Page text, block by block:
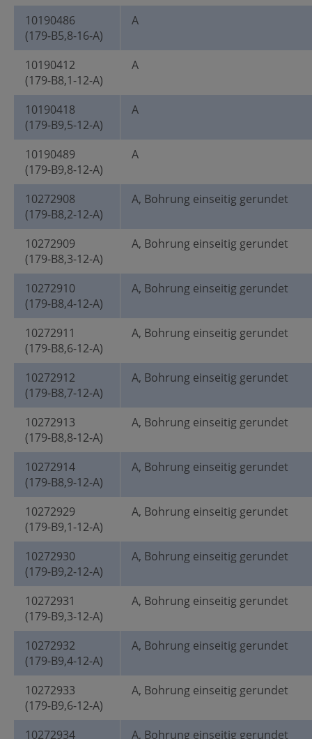
10190486
(179-B5,8-16-A)
A
10190412
(179-B8,1-12-A)
A
10190418
(179-B9,5-12-A)
A
10190489
(179-B9,8-12-A)
A
10272908
(179-B8,2-12-A)
A, Bohrung einseitig gerundet
10272909
(179-B8,3-12-A)
A, Bohrung einseitig gerundet
10272910
(179-B8,4-12-A)
A, Bohrung einseitig gerundet
10272911
(179-B8,6-12-A)
A, Bohrung einseitig gerundet
10272912
(179-B8,7-12-A)
A, Bohrung einseitig gerundet
10272913
(179-B8,8-12-A)
A, Bohrung einseitig gerundet
10272914
(179-B8,9-12-A)
A, Bohrung einseitig gerundet
10272929
(179-B9,1-12-A)
A, Bohrung einseitig gerundet
10272930
(179-B9,2-12-A)
A, Bohrung einseitig gerundet
10272931
(179-B9,3-12-A)
A, Bohrung einseitig gerundet
10272932
(179-B9,4-12-A)
A, Bohrung einseitig gerundet
10272933
(179-B9,6-12-A)
A, Bohrung einseitig gerundet
10272934
A, Bohrung einseitig gerundet